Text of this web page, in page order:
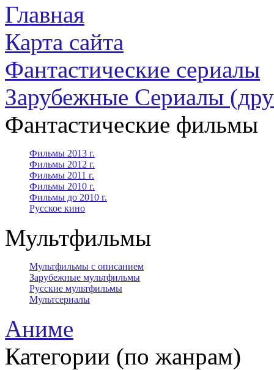
Главная
Карта сайта
Фантастические сериалы
Зарубежные Сериалы
Фантастические фильмы
Фильмы 2013 г.
Фильмы 2012 г.
Фильмы 2011 г.
Фильмы 2010 г.
Фильмы до 2010 г.
Русское кино
Мультфильмы
Мультфильмы с описанием
Зарубежные мультфильмы
Русские мультфильмы
Мультсериалы
Аниме
Категории (по жанрам)